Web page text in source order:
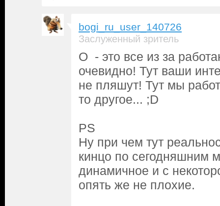
bogi_ru_user_140726
Заслуженный зритель
О - это все из за
очевидно! Тут ваши
не пляшут! Тут мы
то другое... ;D
PS
Ну при чем тут
кинцо по сегодняшним
динамичное и с
опять же не плохие.